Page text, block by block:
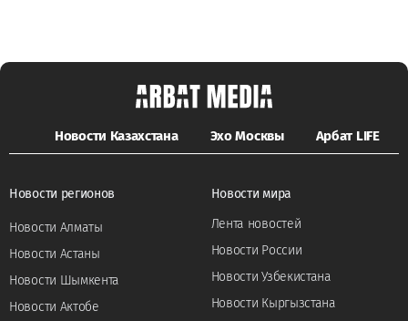
Новости Казахстана Эхо Москвы Арбат LIFE
Новости регионов
Новости Алматы
Новости Астаны
Новости Шымкента
Новости Актобе
Новости мира
Лента новостей
Новости России
Новости Узбекистана
Новости Кыргызстана